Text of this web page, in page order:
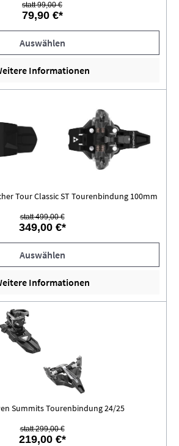
statt 99,00 €
79,90 €*
Auswählen
Informationen
Tour Classic ST Tourenbindung 100mm
statt 499,00 €
349,00 €*
Auswählen
Informationen
Summits Tourenbindung 24/25
statt 299,00 €
219,00 €*